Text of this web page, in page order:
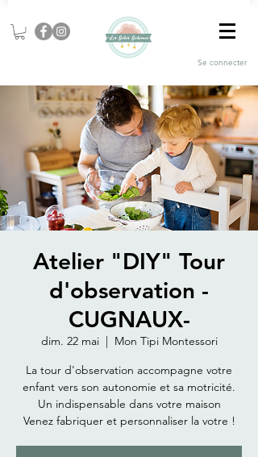
Se connecter
Atelier "DIY" Tour
d'observation -
CUGNAUX-
dim. 22 mai
  |
Mon Tipi Montessori
La tour d'observation accompagne votre
enfant vers son autonomie et sa motricité.
Un indispensable dans votre maison
Venez fabriquer et personnaliser la votre !